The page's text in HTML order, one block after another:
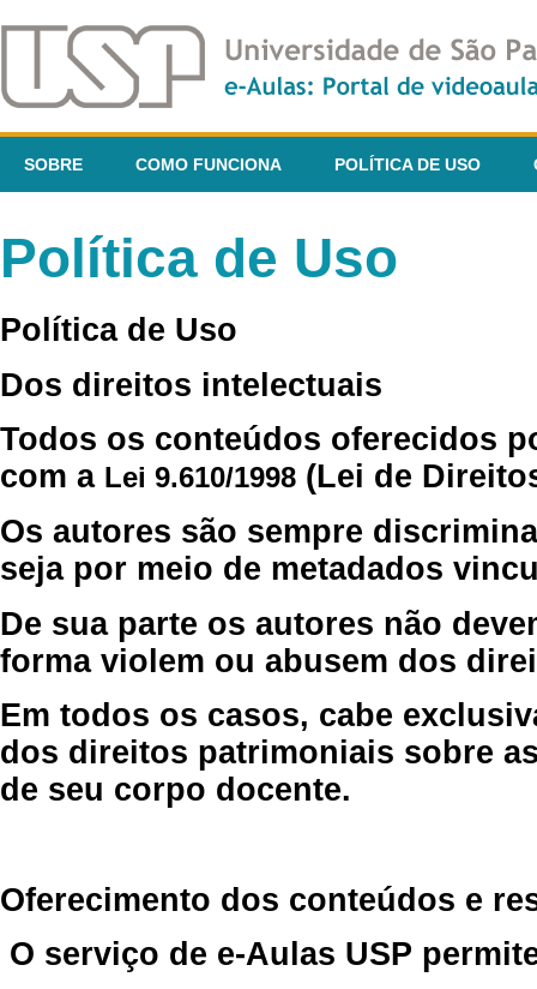
SOBRE COMO FUNCIONA POLÍTICA DE USO
Política de Uso
Política de Uso
Dos direitos intelectuais
Todos os conteúdos oferecidos
com a Lei 9.610/1998 (Lei de
Os autores são sempre
seja por meio de metadados
De sua parte os autores não
forma violem ou abusem dos
Em todos os casos, cabe
dos direitos patrimoniais sobre
de seu corpo docente.
Oferecimento dos conteúdos e
O serviço de e-Aulas USP